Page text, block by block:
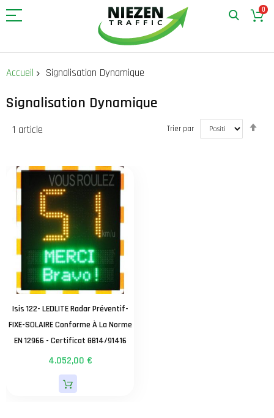
0
contenu
Accueil Signalisation Dynamique
Signalisation Dynamique
1 article Trier par
Isis 122- LEDLITE Radar Préventif-
FIXE-SOLAIRE Conforme À La Norme
EN 12966 - Certificat GB14/91416
50WP Indication Vous Roulez...
Km/h-680x800 X130mm - 2 Lignes
De Texte De 9 Lettres - Leds Jaune
4.052,00 €